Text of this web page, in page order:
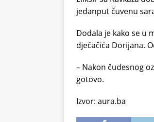
jedanput čuvenu
Dodala je kako se u
dječačića Dorijana.
– Nakon čudesnog
gotovo.
Izvor: aura.ba